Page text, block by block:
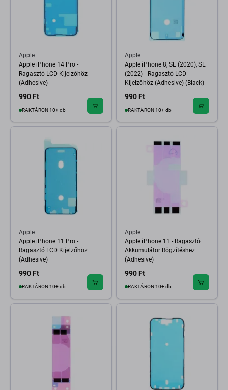
Apple
Apple iPhone 14 Pro -
Ragasztó LCD Kijelzőhöz
(Adhesive)
990 Ft
RAKTÁRON 10+ db
Apple
Apple iPhone 8, SE (2020), SE
(2022) - Ragasztó LCD
Kijelzőhöz (Adhesive) (Black)
990 Ft
RAKTÁRON 10+ db
Apple
Apple iPhone 11 Pro -
Ragasztó LCD Kijelzőhöz
(Adhesive)
990 Ft
RAKTÁRON 10+ db
Apple
Apple iPhone 11 - Ragasztó
Akkumulátor Rögzítéshez
(Adhesive)
990 Ft
RAKTÁRON 10+ db